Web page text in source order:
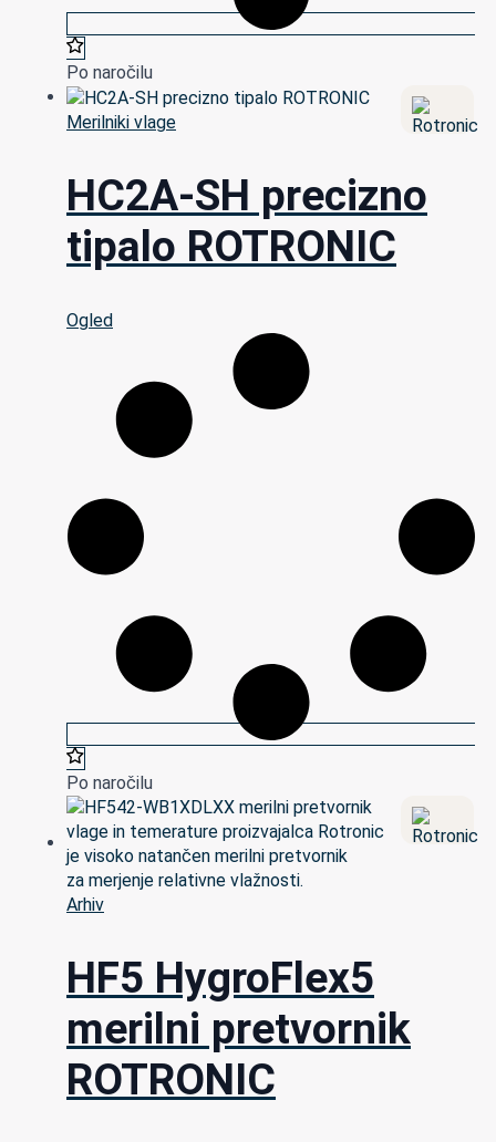
Po naročilu
Merilniki vlage
HC2A-SH precizno
tipalo ROTRONIC
Ogled
Po naročilu
Arhiv
HF5 HygroFlex5
merilni pretvornik
ROTRONIC